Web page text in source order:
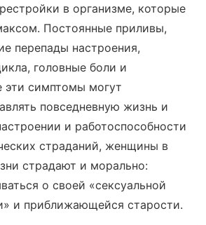
в организме, которые
Постоянные приливы,
перепады настроения,
головные боли и
эти симптомы могут
повседневную жизнь и
и работоспособности
страданий, женщины в
страдают и морально:
о своей «сексуальной
и приближающейся старости.